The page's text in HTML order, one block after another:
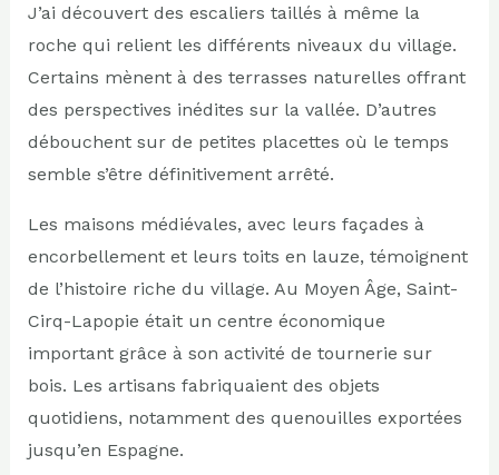
J’ai découvert des escaliers taillés à même la
roche qui relient les différents niveaux du village.
Certains mènent à des terrasses naturelles offrant
des perspectives inédites sur la vallée. D’autres
débouchent sur de petites placettes où le temps
semble s’être définitivement arrêté.
Les maisons médiévales, avec leurs façades à
encorbellement et leurs toits en lauze, témoignent
de l’histoire riche du village. Au Moyen Âge, Saint-
Cirq-Lapopie était un centre économique
important grâce à son activité de tournerie sur
bois. Les artisans fabriquaient des objets
quotidiens, notamment des quenouilles exportées
jusqu’en Espagne.